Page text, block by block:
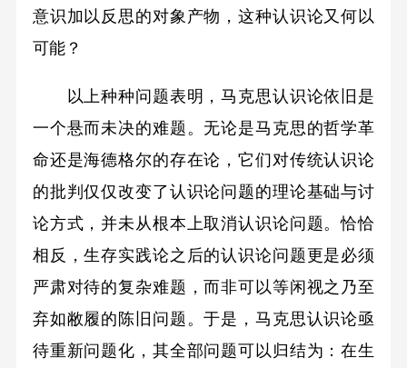
意识加以反思的对象产物，这种认识论又何以
可能？
以上种种问题表明，马克思认识论依旧是
一个悬而未决的难题。无论是马克思的哲学革
命还是海德格尔的存在论，它们对传统认识论
的批判仅仅改变了认识论问题的理论基础与讨
论方式，并未从根本上取消认识论问题。恰恰
相反，生存实践论之后的认识论问题更是必须
严肃对待的复杂难题，而非可以等闲视之乃至
弃如敝履的陈旧问题。于是，马克思认识论亟
待重新问题化，其全部问题可以归结为：在生